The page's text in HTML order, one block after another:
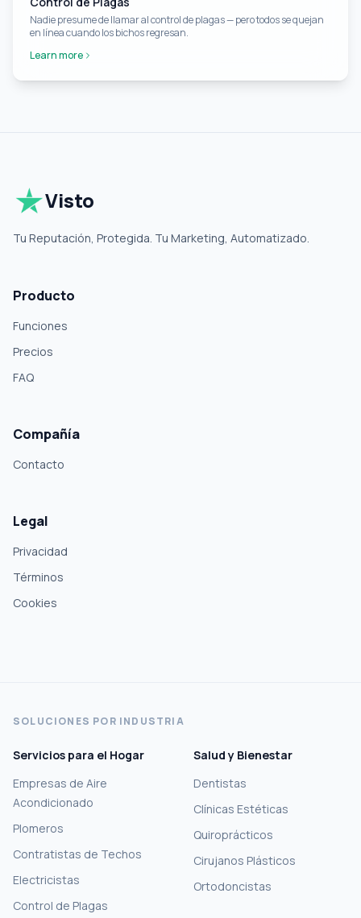
Nadie presume de llamar al control de plagas — pero todos se quejan
en línea cuando los bichos regresan.
Learn more
Visto
Tu Reputación, Protegida. Tu Marketing, Automatizado.
Producto
Funciones
Precios
FAQ
Compañía
Contacto
Legal
Privacidad
Términos
Cookies
SOLUCIONES POR INDUSTRIA
Servicios para el Hogar
Empresas de Aire
Acondicionado
Plomeros
Contratistas de Techos
Electricistas
Control de Plagas
Salud y Bienestar
Dentistas
Clínicas Estéticas
Quiroprácticos
Cirujanos Plásticos
Ortodoncistas